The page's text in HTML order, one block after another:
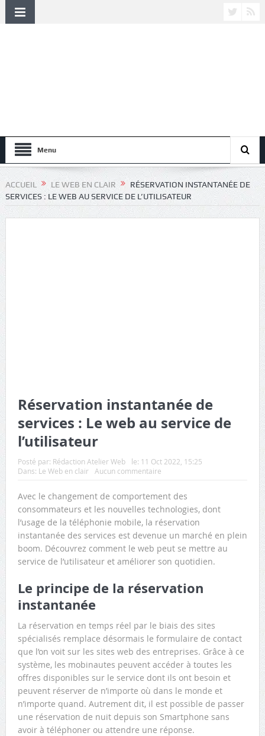
Menu
ACCUEIL LE WEB EN CLAIR
RÉSERVATION INSTANTANÉE DE
SERVICES : LE WEB AU SERVICE DE L’UTILISATEUR
Réservation instantanée de
services : Le web au service de
l’utilisateur
Posté par: Rédaction Atelier Web le: 11 Oct 2022, 15:25
Dans: Le Web en clair Aucun commentaire
Avec le changement de comportement des
consommateurs et les nouvelles technologies, dont
l’usage de la téléphonie mobile, la réservation
instantanée des services est devenue un marché en plein
boom. Découvrez comment le web peut se mettre au
service de l’utilisateur et améliorer son quotidien.
Le principe de la réservation
instantanée
La réservation en temps réel par le biais des sites
spécialisés remplace désormais le formulaire de contact
que l’on voit sur les sites web des entreprises. Grâce à ce
système, les mobinautes peuvent accéder à toutes les
offres disponibles sur le service dont ils ont besoin et
peuvent réserver de n’importe où dans le monde et
n’importe quand. Autrement dit, il est possible de passer
une réservation de nuit depuis son Smartphone sans
avoir à téléphoner ou attendre une réponse.